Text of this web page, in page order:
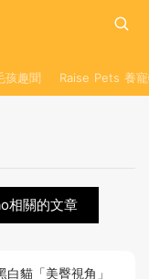
趣聞 Raise Pets 養
相關的文章
貓「美臀視角」